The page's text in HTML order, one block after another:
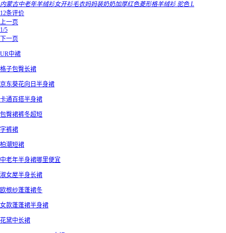
内蒙古中老年羊绒衫女开衫毛衣妈妈装奶奶加厚红色菱形格羊绒衫 驼色 L
12条评价
上一页
1/5
下一页
UR中裙
格子包臀长裙
京东葵花向日半身裙
卡通百搭半身裙
包臀裙裤冬超短
字裤裙
柏潮短裙
中老年半身裙哪里便宜
淑女屋半身长裙
欧根纱蓬蓬裙冬
女款蓬蓬裙半身裙
花黛中长裙